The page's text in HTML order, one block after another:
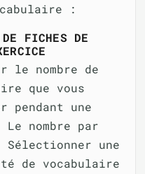
:
FICHES DE
le nombre de
que vous
pendant une
nombre par
une
de vocabulaire